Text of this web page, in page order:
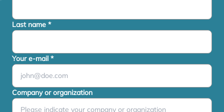
Last name *
Your e-mail *
Company or organization